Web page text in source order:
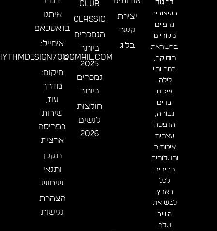
לביגוד
בעיצובים
גרפיים
מקוריים
בהשראת
מוסיקה,
במה וחיי
לילה.
איכות
בדים
גבוהה,
הדפסה
עצמית
איכותית
ומשלוחים
מהירים
לכל
הארץ.
לבש את
הווייב
שלך.
יצירת
קשר
בלוג
CLUB
CLASSIC
הנמכרים
ביותר
2025
נמכרים
ביותר
חולצות
לנשים
2026
איתנו
בוואטסאפ
אימייל:
מיקום:
מדרך
עוז,
שירות
בפריסה
ארצית
תקנון
ותנאי
שימוש
הצהרת
נגישות